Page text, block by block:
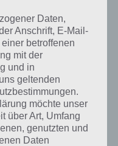
setzen, kann das ganze
ein paar Features. So gibt
sowie Minen.
werden.
Mit Flugzeugen könnt ihr
bombardiert werden soll.
Flugzeuge abschießen,
Bereich fliegen.
Daten,
Anschrift, E-Mail-
betroffenen
mit der
und in
geltenden
möchte unser
über Art, Umfang
genutzten und
Daten